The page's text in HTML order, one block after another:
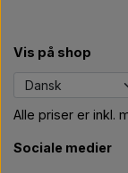
Vis på shop
Alle priser er inkl.
Sociale medier